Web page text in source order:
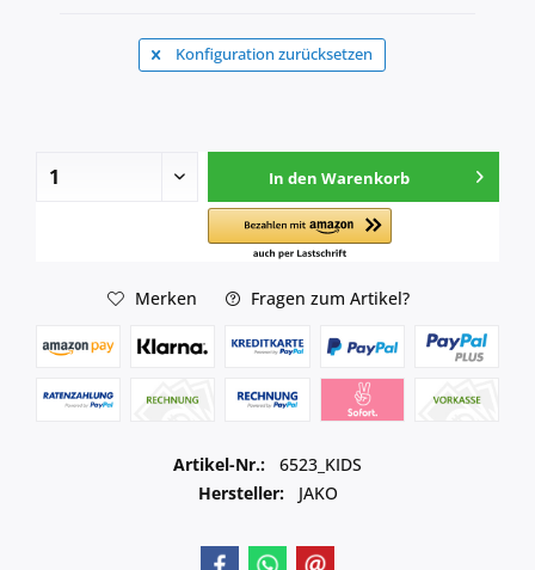
Konfiguration zurücksetzen
In den Warenkorb
Merken Fragen zum Artikel?
Artikel-Nr.:
6523_KIDS
Hersteller:
JAKO